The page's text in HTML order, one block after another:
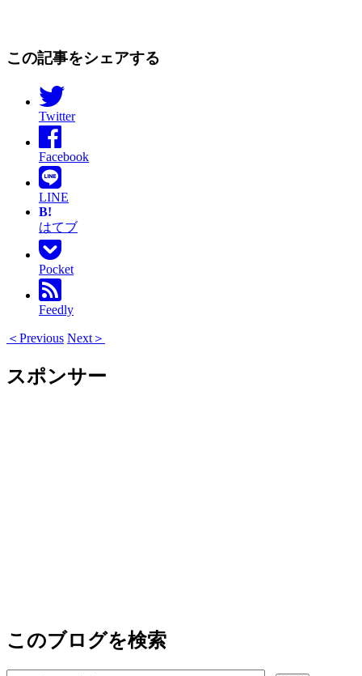
この記事をシェアする
Twitter
Facebook
LINE
B!
はてブ
Pocket
Feedly
＜Previous Next＞
スポンサー
このブログを検索